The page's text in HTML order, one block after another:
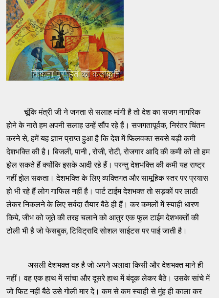
चूंकि मंत्री जी ने जनता से सलाह मांगी है तो देश का सजग नागरिक
होने के नाते हम अपनी सलाह उन्हें सौंप रहे हैं। सजगतापूर्वक, निरंतर चिंतन
करने से, हमें यह ज्ञान प्राप्त हुआ है कि देश में फिलवक्त सबसे बड़ी कमी
देशभक्ति की है। बिजली, पानी , रोजी, रोटी, रोजगार आदि की कमी को तो हम
झेल सकते हैं क्योंकि इसके आदी रहे हैं। परन्तु देशभक्ति की कमी यह राष्ट्र
नहीं झेल सकता। देशभक्ति के लिए व्यक्तिगत और सामूहिक स्तर पर प्रयास
हो भी रहे हैं लोग गाफिल नहीं है। पार्ट टाईम देशभक्त तो सड़कों पर लाठी
लेकर निकलने के लिए सर्वदा तैयार बैठे ही हैं। कर कमलों में स्याही धारण
किये, जीभ को जूते की तरह चलाने को आतुर एक फुल टाईम देशभक्तों की
टोली भी है जो फेसबुक, टिविट्रादि सोशल साईटस पर पाई जाती है।
असली देशभक्त वह है जो अपने अलावा किसी और देशभक्त माने ही
नहीं। वह एक हाथ में सांचा और दूसरे हाथ में बंदूक लेकर बैठे। उसके सांचे में
जो फिट नहीं बैठे उसे गोली मार दे। कम से कम स्याही से मुंह ही काला कर